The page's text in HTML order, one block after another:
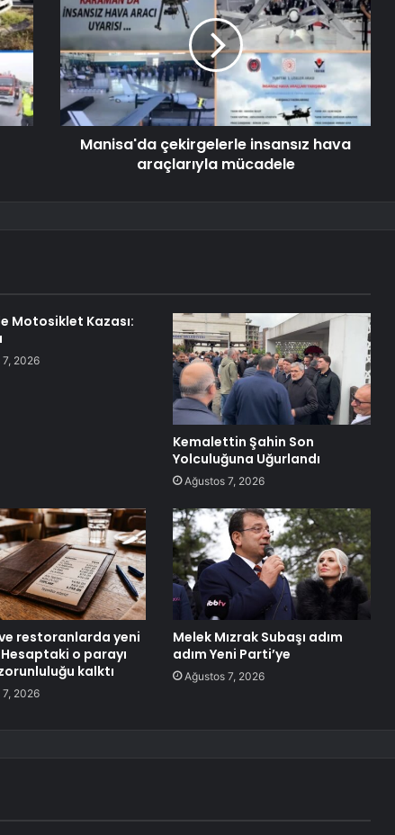
Manisa'da çekirgelerle insansız hava
araçlarıyla mücadele
Motosiklet Kazası:
2026
Kemalettin Şahin Son
Yolculuğuna Uğurlandı
Ağustos 7, 2026
restoranlarda yeni
o parayı
kalktı
2026
Melek Mızrak Subaşı adım
adım Yeni Parti’ye
Ağustos 7, 2026